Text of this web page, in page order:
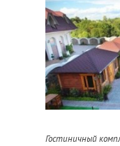
Гостиничный